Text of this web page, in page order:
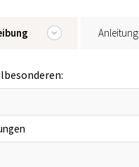
Anleitung